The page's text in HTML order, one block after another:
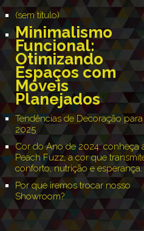
(sem título)
Minimalismo
Funcional:
Otimizando
Espaços com
Móveis
Planejados
Tendências de Decoração para
2025
Cor do Ano de 2024: conheça
Peach Fuzz, a cor que
conforto, nutrição e esperança.
Por que iremos trocar nosso
Showroom?